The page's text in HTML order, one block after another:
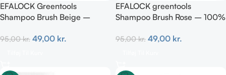
EFALOCK Greentools
Shampoo Brush Beige –
Nedbrydelig
95,00kr. 49,00 kr.
EFALOCK greentools
Shampoo Brush Rose – 100%
95,00kr. 49,00 kr.